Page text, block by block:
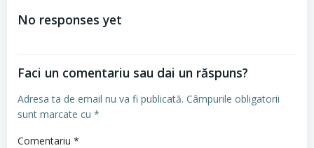
articole
No responses yet
Faci un comentariu sau dai un răspuns?
Adresa ta de email nu va fi publicată. Câmpurile obligatorii
sunt marcate cu *
Comentariu *